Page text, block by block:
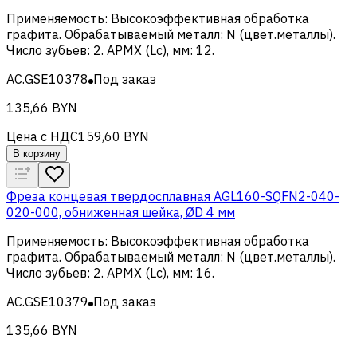
Применяемость: Высокоэффективная обработка
графита. Обрабатываемый металл: N (цвет.металлы).
Число зубьев: 2. APMX (Lc), мм: 12.
AC.GSE10378 Под заказ
135,66 BYN
Цена с НДС159,60 BYN
В корзину
Фреза концевая твердосплавная AGL160-SQFN2-040-
020-000, обниженная шейка, ØD 4 мм
Применяемость: Высокоэффективная обработка
графита. Обрабатываемый металл: N (цвет.металлы).
Число зубьев: 2. APMX (Lc), мм: 16.
AC.GSE10379 Под заказ
135,66 BYN